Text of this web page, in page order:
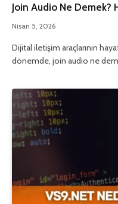
Join Audio Ne Demek?
Nisan 5, 2026
Dijital iletişim araçlarının
dönemde, join audio ne